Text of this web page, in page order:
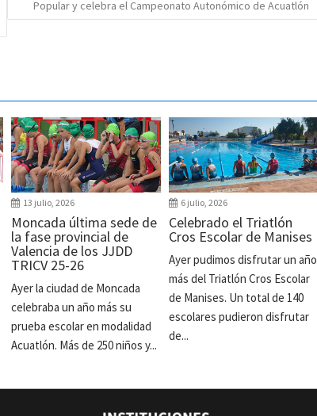
Popular y celebra el Campeonato Autonómico de Acuatlón
13 julio, 2026
Moncada última sede de
la fase provincial de
Valencia de los JJDD
TRICV 25-26
Ayer la ciudad de Moncada
celebraba un año más su
prueba escolar en modalidad
Acuatlón. Más de 250 niños y...
6 julio, 2026
Celebrado el Triatlón
Cros Escolar de Manises
Ayer pudimos disfrutar un año
más del Triatlón Cros Escolar
de Manises. Un total de 140
escolares pudieron disfrutar
de...